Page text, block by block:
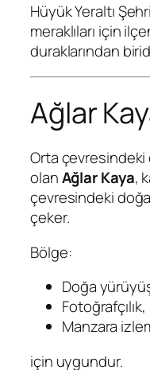
Hüyük Yeraltı
meraklıları için
duraklarından
Ağlar
Orta
olanAğlar Kaya,
çevresindeki
çeker.
Bölge:
Doğa
Fotoğrafçılık,
Manzara
için uygundur.